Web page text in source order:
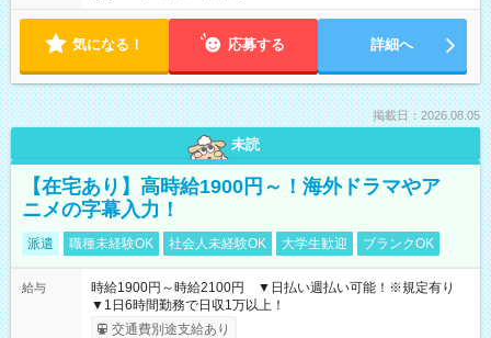
気になる！ 応募する 詳細へ
掲載日：2026.08.05
未読
【在宅あり】高時給1900円～！海外ドラマやア
ニメの字幕入力！
派遣 職種未経験OK 社会人未経験OK 大学生歓迎 ブランクOK
給与
時給1900円～時給2100円 ▼日払い週払い可能！※規定有り
▼1日6時間勤務で日収1万以上！
交通費別途支給あり